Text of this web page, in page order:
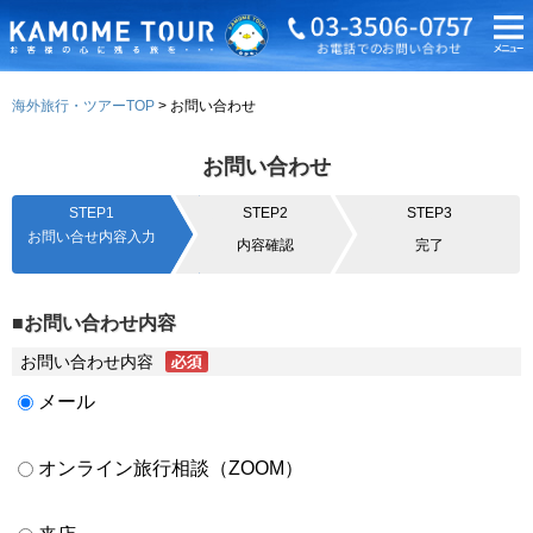
海外旅行・ツアーTOP お問い合わせ
お問い合わせ
STEP1
お問い合せ内容入力
STEP2
内容確認
STEP3
完了
■お問い合わせ内容
お問い合わせ内容
メール
オンライン旅行相談（ZOOM）